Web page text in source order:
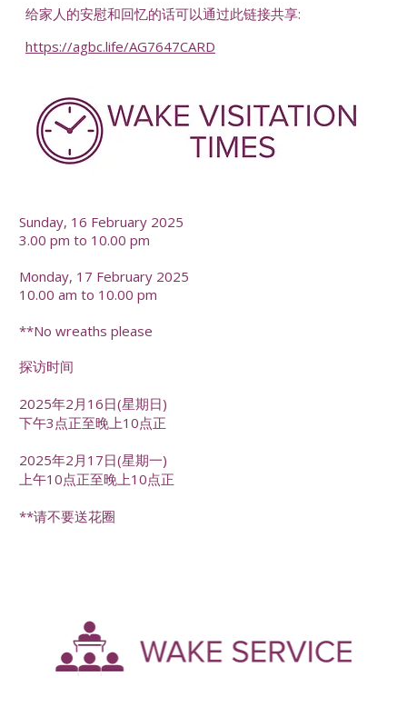
给家人的安慰和回忆的话可以通过此链接共享:
https://agbc.life/AG7647CARD
Sunday, 16 February 2025
3.00 pm to 10.00 pm
Monday, 17 February 2025
10.00 am to 10.00 pm
**No wreaths please
探访时间
2025年2月16日(星期日)
下午3点正至晚上10点正
2025年2月17日(星期一)
上午10点正至晚上10点正
**请不要送花圈